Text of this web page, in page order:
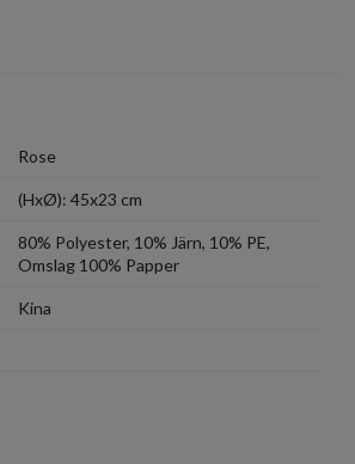
Rose
(HxØ): 45x23 cm
80% Polyester, 10% Järn, 10% PE,
Omslag 100% Papper
Kina